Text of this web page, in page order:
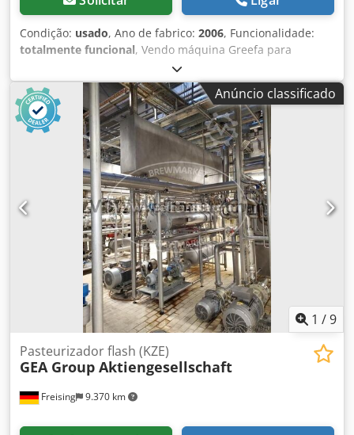
Condição: usado, Ano de fabrico: 2006, Funcionalidade:
totalmente funcional, Vendo máquina Greefa para
esvaziamento de caixas grandes, modelo HD 1211, em
excelente estado. Fotos disponíveis através de aplicação.
Solicite informações. Também tenho uma máquina de
seleção AWETA para maçãs, batatas, etc. Ajuste de
tamanho, funcionamento mecânico. Dksdpfx Aszfx E
Hjmrsr 1 unidade de máquina para enfardamento de
paletes com filme e rede. Preço sob consulta.
Anúncio classificado
1 /9
Freising 9.370 km
Pasteurizador flash (KZE)
GEA Group Aktiengesellschaft